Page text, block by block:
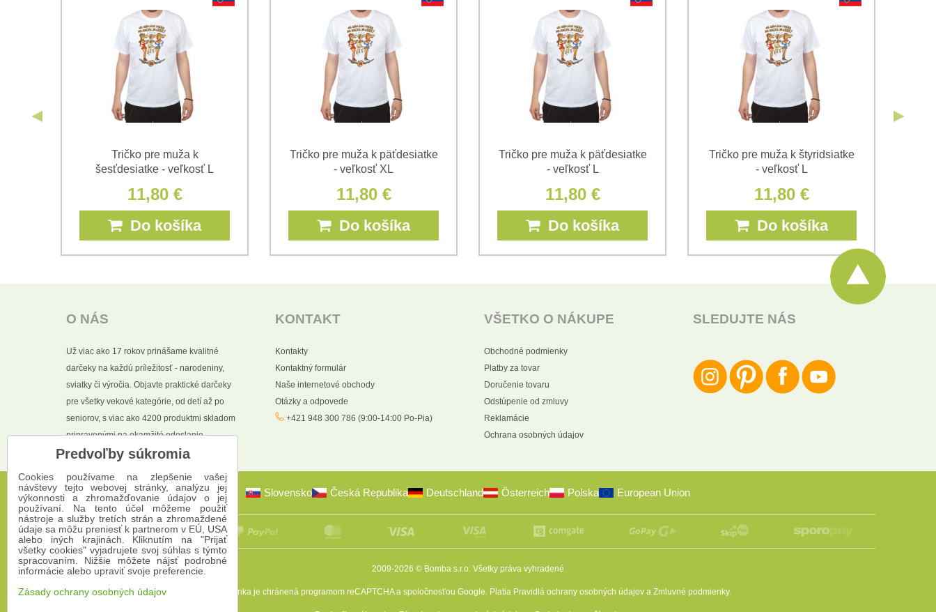
Odoslať
Tričko pre muža k
šesťdesiatke - veľkosť L
11,80 €
Do košíka
Tričko pre muža k päťdesiatke
- veľkosť XL
11,80 €
Do košíka
Tričko pre muža k päťdesiatke
- veľkosť L
11,80 €
Do košíka
Tričko pre muža k štyridsiatke
- veľkosť L
11,80 €
Do košíka
O NÁS
Už viac ako 17 rokov prinášame kvalitné
darčeky na každú príležitosť - narodeniny,
sviatky či výročia. Objavte praktické darčeky
pre všetky vekové kategórie, od detí až po
seniorov, s viac ako 4200 produktmi skladom
pripravenými na okamžité odoslanie.
KONTAKT
Kontakty
Kontaktný formulár
Naše internetové obchody
Otázky a odpovede
+421 948 300 786 (9:00-14:00 Po-Pia)
VŠETKO O NÁKUPE
Obchodné podmienky
Platby za tovar
Doručenie tovaru
Odstúpenie od zmluvy
Reklamácie
Ochrana osobných údajov
SLEDUJTE NÁS
Slovensko Česká Republika Deutschland Österreich Polska European Union
2009-2026 © Bomba s.r.o. Všetky práva vyhradené
Táto stránka je chránená programom reCAPTCHA a spoločnosťou Google. Platia Pravidlá ochrany osobných údajov a Zmluvné podmienky.
Predvoľby súkromia
Cookies používame na zlepšenie vašej
návštevy tejto webovej stránky, analýzu jej
výkonnosti a zhromažďovanie údajov o jej
používaní. Na tento účel môžeme použiť
nástroje a služby tretích strán a zhromaždené
údaje sa môžu preniesť k partnerom v EÚ, USA
alebo iných krajinách. Kliknutím na "Prijať
všetky cookies" vyjadrujete svoj súhlas s týmto
spracovaním. Nižšie môžete nájsť podrobné
informácie alebo upraviť svoje preferencie.
Zásady ochrany osobných údajov